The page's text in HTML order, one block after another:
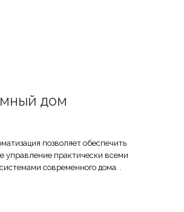
дом
позволяет обеспечить
управление практически всеми
современного дома. .